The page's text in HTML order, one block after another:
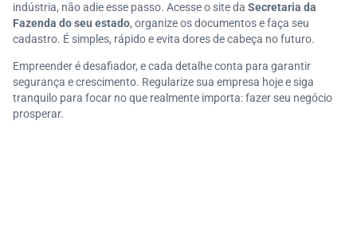
indústria, não adie esse passo. Acesse o site da Secretaria da
Fazenda do seu estado, organize os documentos e faça seu
cadastro. É simples, rápido e evita dores de cabeça no futuro.
Empreender é desafiador, e cada detalhe conta para garantir
segurança e crescimento. Regularize sua empresa hoje e siga
tranquilo para focar no que realmente importa: fazer seu negócio
prosperar.